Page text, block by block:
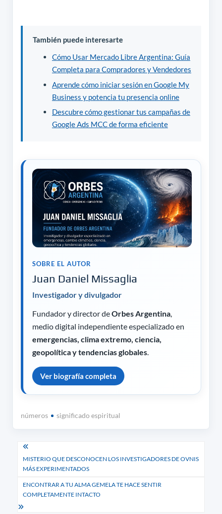
También puede interesarte
Cómo Usar Mercado Libre Argentina: Guía
Completa para Compradores y Vendedores
Aprende cómo iniciar sesión en Google My
Business y potencia tu presencia online
Descubre cómo gestionar tus campañas de
Google Ads MCC de forma eficiente
SOBRE EL AUTOR
Juan Daniel Missaglia
Investigador y divulgador
Fundador y director deOrbes Argentina,
medio digital independiente especializado en
emergencias, clima extremo, ciencia,
geopolítica y tendencias globales.
Ver biografía completa
números significado espiritual
Navegación
de
entradas
MISTERIO QUE DESCONOCEN LOS INVESTIGADORES DE OVNIS
MÁS EXPERIMENTADOS
ENCONTRAR A TU ALMA GEMELA TE HACE SENTIR
COMPLETAMENTE INTACTO